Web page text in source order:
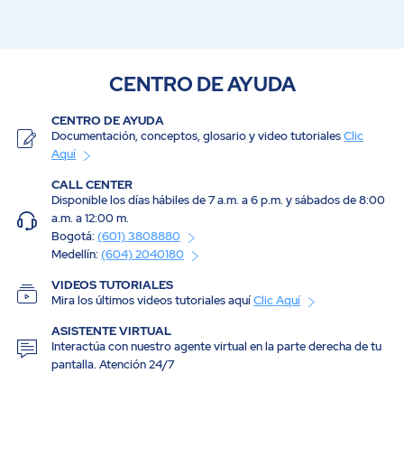
CENTRO DE AYUDA
CENTRO DE AYUDA
Documentación, conceptos, glosario y video tutorialesClic
Aquí
CALL CENTER
Disponible los días hábiles de 7 a.m. a 6 p.m. y sábados de 8:00
a.m. a 12:00 m.
Bogotá:(601) 3808880
Medellín:(604) 2040180
VIDEOS TUTORIALES
Mira los últimos videos tutoriales aquíClic Aquí
ASISTENTE VIRTUAL
Interactúa con nuestro agente virtual en la parte derecha de tu
pantalla. Atención 24/7